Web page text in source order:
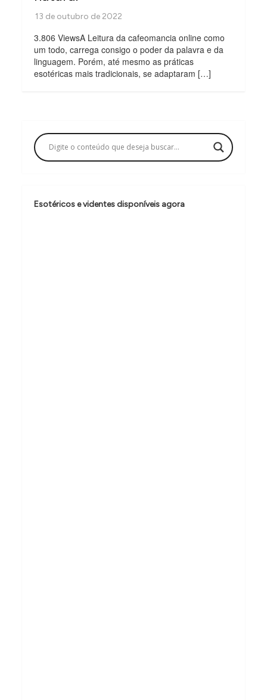
3.806 ViewsA Leitura da cafeomancia online como
um todo, carrega consigo o poder da palavra e da
linguagem. Porém, até mesmo as práticas
esotéricas mais tradicionais, se adaptaram […]
Esotéricos e videntes disponíveis agora